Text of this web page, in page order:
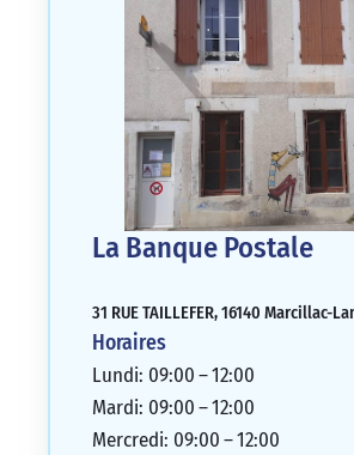
La Banque Postale
31 RUE TAILLEFER, 16140 Marcillac-
Horaires
Lundi: 09:00 – 12:00
Mardi: 09:00 – 12:00
Mercredi: 09:00 – 12:00